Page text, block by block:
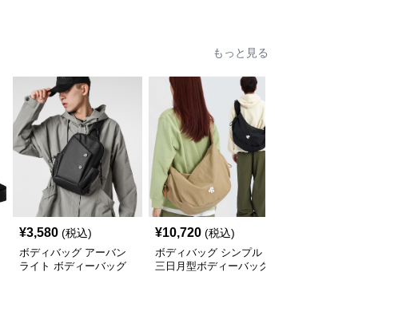
もっと見る
¥3,580 (税込)
ボディバッグ アーバン
ライト ボディーバッグ
¥10,720 (税込)
ボディバッグ シンプル
三日月型ボディーバッグ